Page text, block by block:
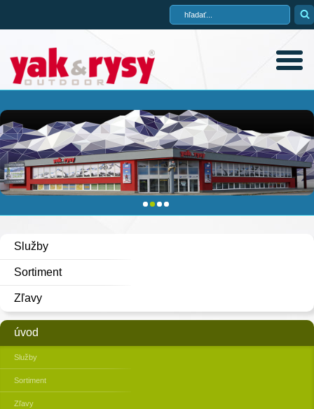
Služby
Sortiment
Zľavy
úvod
Služby
Sortiment
Zľavy